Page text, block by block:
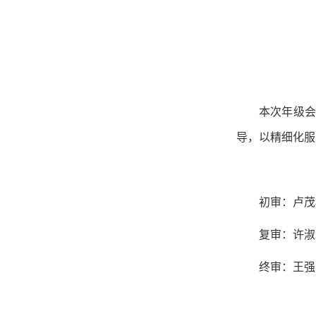
本次年级
导，以精细化
初审： 卢
复审：许
终审：王强